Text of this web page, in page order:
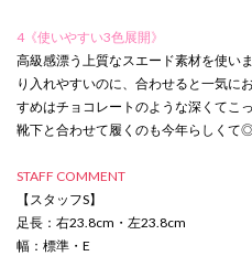
4《使いやすい3色展開》
高級感漂う上質なスエード素材を使い
り入れやすいのに、合わせると一気に
すめはチョコレートのような深くてこ
靴下と合わせて履くのも今年らしくて
STAFF COMMENT
【スタッフS】
足長：右23.8cm・左23.8cm
幅：標準・E